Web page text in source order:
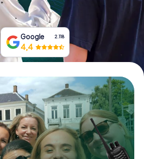
Koop cadeaubonnen
Google 2.118
4,4